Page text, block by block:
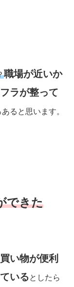
職場が近いか
ラが整って
ると思います。
できた
い物が便利
いる としたら